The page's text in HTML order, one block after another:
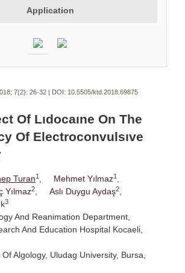
Application
7(2): 26-32 | DOI: 10.5505/ktd.2018.69875
Of Lıdocaıne On The
Of Electroconvulsıve
Turan1 Mehmet Yılmaz1
Yılmaz2 Aslı Duygu Aydaş2
3
And Reanimation Department,
And Education Hospital Kocaeli,
Algology, Uludag University, Bursa,